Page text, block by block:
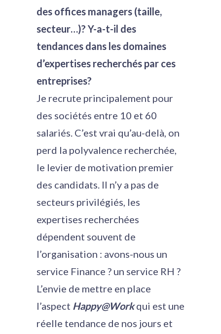
des offices managers (taille,
secteur…)? Y-a-t-il des
tendances dans les domaines
d’expertises recherchés par ces
entreprises?
Je recrute principalement pour
des sociétés entre 10 et 60
salariés. C’est vrai qu’au-delà, on
perd la polyvalence recherchée,
le levier de motivation premier
des candidats. Il n’y a pas de
secteurs privilégiés, les
expertises recherchées
dépendent souvent de
l’organisation : avons-nous un
service Finance ? un service RH ?
L’envie de mettre en place
l’aspect Happy@Workqui est une
réelle tendance de nos jours et